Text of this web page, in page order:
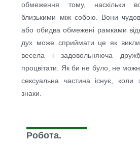
обмеження тому, наскільки
близькими між собою. Вони
або обидва обмежені рамками
дух може сприймати це як
весела і задовольняюча
процвітати. Як би не було, не
сексуальна частина існує, коли
знаки.
Робота.